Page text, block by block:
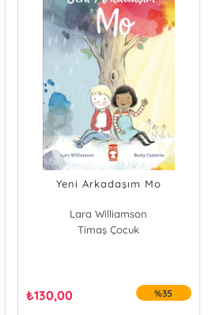
Yeni Arkadaşım Mo
Lara Williamson
Timaş Çocuk
₺130,00 %35